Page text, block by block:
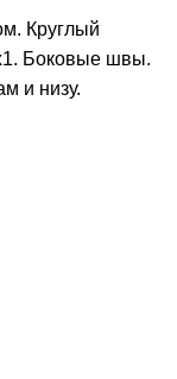
Круглый
Боковые швы.
и низу.